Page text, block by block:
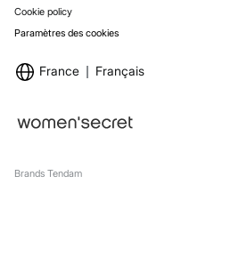
Cookie policy
Paramètres des cookies
France Français
Brands Tendam